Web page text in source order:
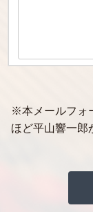
※本メールフォ
ほど平山響一郎